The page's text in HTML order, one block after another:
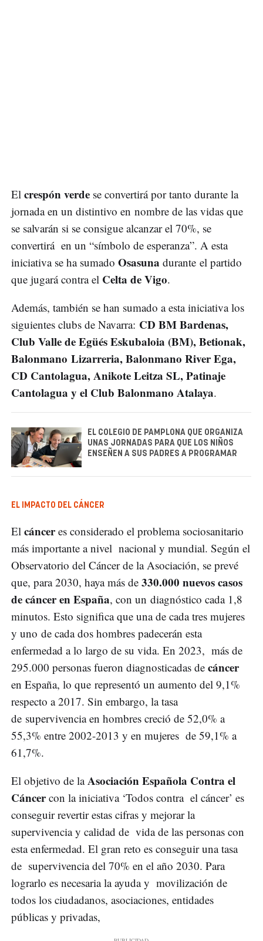
El crespón verde se convertirá por tanto durante la
jornada en un distintivo en nombre de las vidas que
se salvarán si se consigue alcanzar el 70%, se
convertirá en un “símbolo de esperanza”. A esta
iniciativa se ha sumado Osasuna durante el partido
que jugará contra el Celta de Vigo.
Además, también se han sumado a esta iniciativa los
siguientes clubs de Navarra: CD BM Bardenas,
Club Valle de Egüés Eskubaloia (BM), Betionak,
Balonmano Lizarreria, Balonmano River Ega,
CD Cantolagua, Anikote Leitza SL, Patinaje
Cantolagua y el Club Balonmano Atalaya.
EL COLEGIO DE PAMPLONA QUE ORGANIZA
UNAS JORNADAS PARA QUE LOS NIÑOS
ENSEÑEN A SUS PADRES A PROGRAMAR
EL IMPACTO DEL CÁNCER
El cánceres considerado el problema sociosanitario
más importante a nivel nacional y mundial. Según el
Observatorio del Cáncer de la Asociación, se prevé
que, para 2030, haya más de 330.000 nuevos casos
de cáncer en España, con un diagnóstico cada 1,8
minutos. Esto significa que una de cada tres mujeres
y uno de cada dos hombres padecerán esta
enfermedad a lo largo de su vida. En 2023, más de
295.000 personas fueron diagnosticadas de cáncer
en España, lo que representó un aumento del 9,1%
respecto a 2017. Sin embargo, la tasa
de supervivencia en hombres creció de 52,0% a
55,3% entre 2002-2013 y en mujeres de 59,1% a
61,7%.
El objetivo de laAsociación Española Contra el
Cáncercon la iniciativa ‘Todos contra el cáncer’ es
conseguir revertir estas cifras y mejorar la
supervivencia y calidad de vida de las personas con
esta enfermedad. El gran reto es conseguir una tasa
de supervivencia del 70% en el año 2030. Para
lograrlo es necesaria la ayuda y movilización de
todos los ciudadanos, asociaciones, entidades
públicas y privadas,